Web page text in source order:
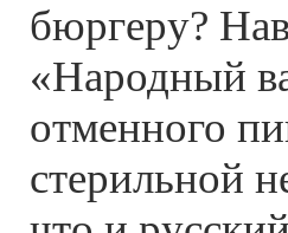
бюргеру?
«Народный
отменного
стерильной